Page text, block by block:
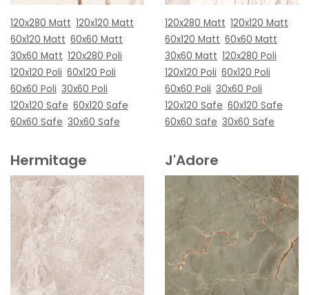
120x280 Matt 120x120 Matt
60x120 Matt 60x60 Matt
30x60 Matt 120x280 Poli
120x120 Poli 60x120 Poli
60x60 Poli 30x60 Poli
120x120 Safe 60x120 Safe
60x60 Safe 30x60 Safe
120x280 Matt 120x120 Matt
60x120 Matt 60x60 Matt
30x60 Matt 120x280 Poli
120x120 Poli 60x120 Poli
60x60 Poli 30x60 Poli
120x120 Safe 60x120 Safe
60x60 Safe 30x60 Safe
Hermitage J'Adore